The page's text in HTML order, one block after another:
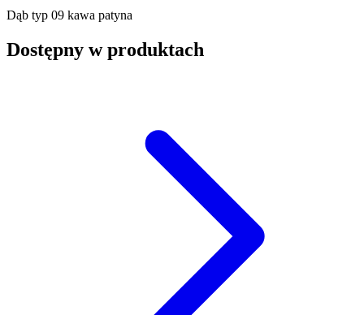
Dąb typ 09 kawa patyna
Dostępny w produktach